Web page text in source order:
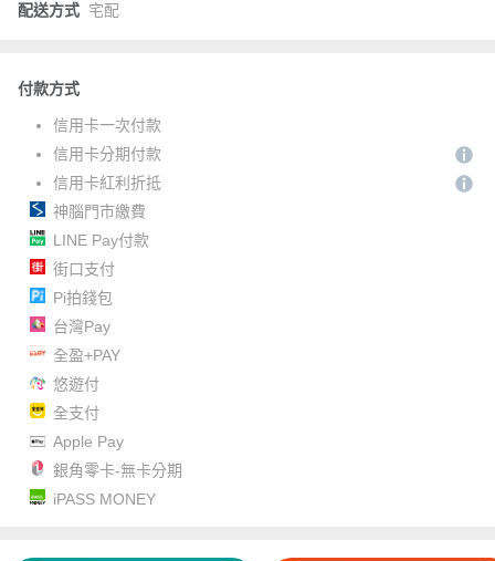
配送方式 宅配
付款方式
信用卡一次付款
信用卡分期付款
信用卡紅利折抵
神腦門市繳費
LINE Pay付款
街口支付
Pi拍錢包
台灣Pay
全盈+PAY
悠遊付
全支付
Apple Pay
銀角零卡-無卡分期
iPASS MONEY